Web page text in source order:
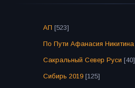
АП [523]
По Пути Афанасия Никитина
Сакральный Север Руси [40]
Сибирь 2019 [125]